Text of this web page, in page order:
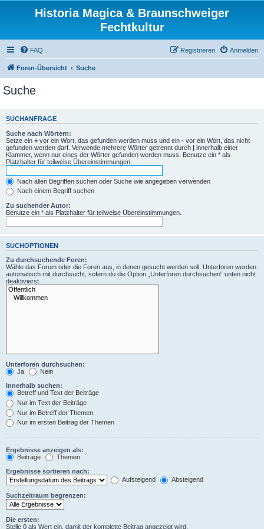
Historia Magica & Braunschweiger
Fechtkultur
FAQ Anmelden
Registrieren
Foren-Übersicht Suche
Suche
SUCHANFRAGE
Suche nach Wörtern:
Setze ein + vor ein Wort, das gefunden werden muss und ein - vor ein Wort, das nicht
gefunden werden darf. Verwende mehrere Wörter getrennt durch | innerhalb einer
Klammer, wenn nur eines der Wörter gefunden werden muss. Benutze ein * als
Platzhalter für teilweise Übereinstimmungen.
Nach allen Begriffen suchen oder Suche wie angegeben verwenden
Nach einem Begriff suchen
Zu suchender Autor:
Benutze ein * als Platzhalter für teilweise Übereinstimmungen.
SUCHOPTIONEN
Zu durchsuchende Foren:
Wähle das Forum oder die Foren aus, in denen gesucht werden soll. Unterforen werden
automatisch mit durchsucht, sofern du die Option „Unterforen durchsuchen“ unten nicht
deaktivierst.
Unterforen durchsuchen:
Ja
Nein
Innerhalb suchen:
Betreff und Text der Beiträge
Nur im Text der Beiträge
Nur im Betreff der Themen
Nur im ersten Beitrag der Themen
Ergebnisse anzeigen als:
Beiträge
Themen
Ergebnisse sortieren nach:
Aufsteigend
Absteigend
Suchzeitraum begrenzen:
Die ersten:
Stelle 0 als Wert ein, damit der komplette Beitrag angezeigt wird.